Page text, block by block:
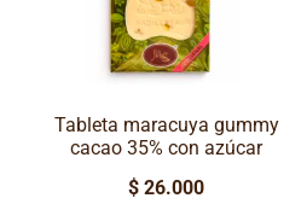
Tableta maracuya gummy
cacao 35% con azúcar
$ 26.000